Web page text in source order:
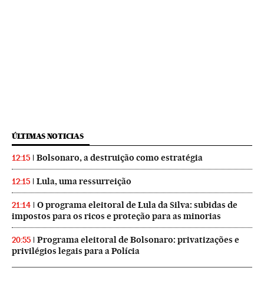
ÚLTIMAS NOTICIAS
12:15 Bolsonaro, a destruição como estratégia
12:15 Lula, uma ressurreição
21:14
O programa eleitoral de Lula da Silva: subidas de
impostos para os ricos e proteção para as minorias
20:55
Programa eleitoral de Bolsonaro: privatizações e
privilégios legais para a Polícia